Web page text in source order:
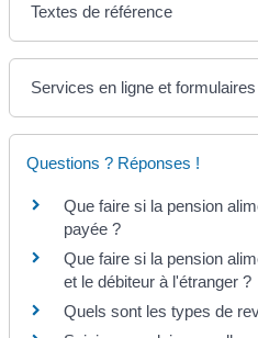
Textes de référence
Services en ligne et formulaires
Questions ? Réponses !
Que faire si la pension
payée ?
Que faire si la pension
et le débiteur à l'étranger ?
Quels sont les types de